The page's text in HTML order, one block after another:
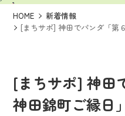
HOME
新着情報
[まちサポ] 神田でパンダ「第
[まちサポ] 神田
神田錦町ご縁日